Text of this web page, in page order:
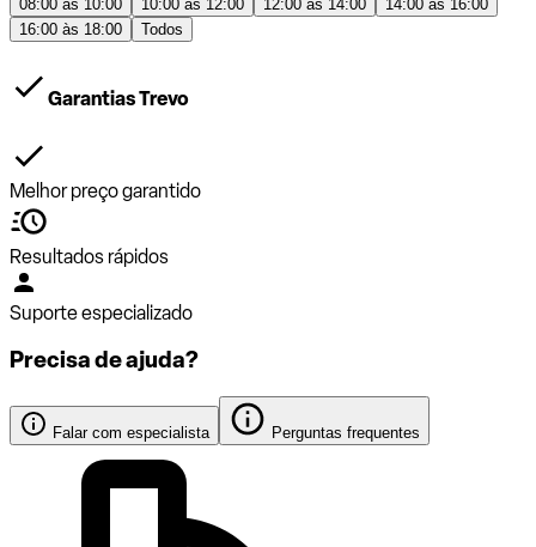
08:00 às 10:00 10:00 às 12:00 12:00 às 14:00
14:00 às 16:00
16:00 às 18:00
Todos
Garantias Trevo
Melhor preço garantido
Resultados rápidos
Suporte especializado
Precisa de ajuda?
Falar com especialista Perguntas frequentes